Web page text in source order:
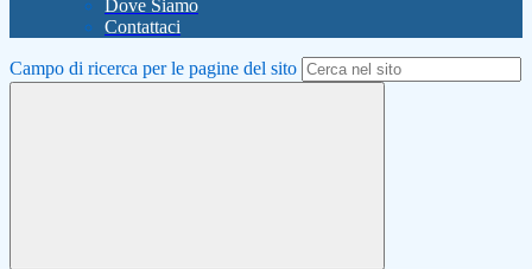
Dove Siamo
Contattaci
Campo di ricerca per le pagine del sito